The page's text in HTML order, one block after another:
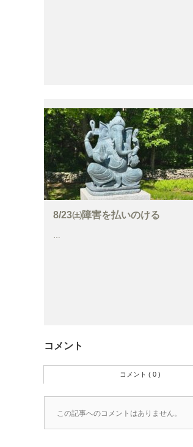
8/23㈯障害を払いのける
…
コメント
コメント ( 0 )
この記事へのコメントはありません。